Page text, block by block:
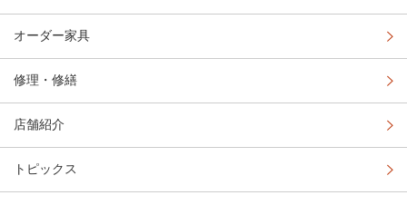
オーダー家具
修理・修繕
店舗紹介
トピックス